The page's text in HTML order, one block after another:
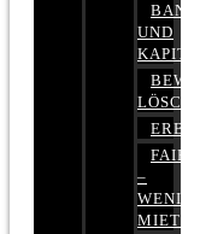
BANK-
UND
–
MIETE